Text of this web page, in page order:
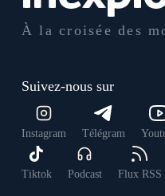
À la croisée des
Suivez-nous sur
Instagram Télégram
Tiktok Podcast Flux RSS